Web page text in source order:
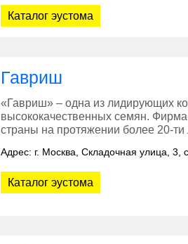
Каталог эустома
Гавриш
«Гавриш» – одна из лидирующих
высококачественных семян.
страны на протяжении более 20-ти
Адрес: г. Москва, Складочная улица,
Каталог эустома